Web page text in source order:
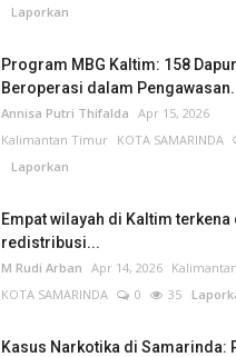
Laporkan
Program MBG Kaltim: 158
Beroperasi dalam
Annisa Putri Thifalda Apr 15, 2026
Kalimantan Timur KOTA SAMARINDA
Laporkan
Empat wilayah di Kaltim
redistribusi...
M Rudi Arban Apr 14, 2026
KOTA SAMARINDA
0 35
Kasus Narkotika di Samarinda: